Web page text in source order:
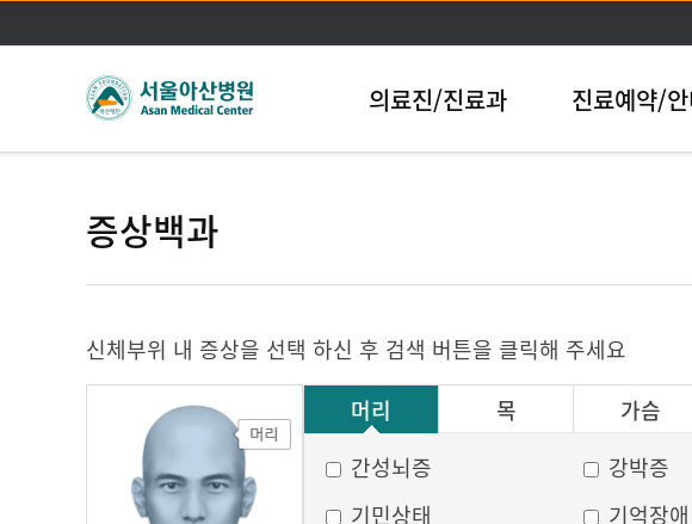
의료진/진료과 진료예약/
증상백과
신체부위 내 증상을 선택 하신 후 검색 버튼을 클릭해 주세요
머리
목 가슴
그 외
간성뇌증 강박증
기민상태
기억장애